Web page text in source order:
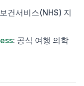
건서비스(NHS) 지
: 공식 여행 의학